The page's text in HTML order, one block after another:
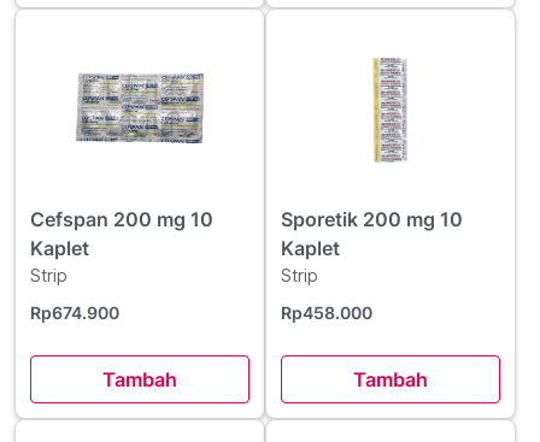
Cefspan 200 mg 10
Kaplet
Strip
Rp674.900
Tambah
Sporetik 200 mg 10
Kaplet
Strip
Rp458.000
Tambah